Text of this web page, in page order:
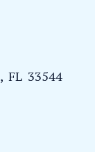
, FL 33544